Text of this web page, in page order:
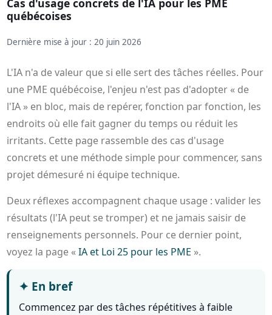
Cas d'usage concrets de l'IA pour les PME
québécoises
Dernière mise à jour : 20 juin 2026
L'IA n'a de valeur que si elle sert des tâches réelles. Pour
une PME québécoise, l'enjeu n'est pas d'adopter « de
l'IA » en bloc, mais de repérer, fonction par fonction, les
endroits où elle fait gagner du temps ou réduit les
irritants. Cette page rassemble des cas d'usage
concrets et une méthode simple pour commencer, sans
projet démesuré ni équipe technique.
Deux réflexes accompagnent chaque usage : valider les
résultats (l'IA peut se tromper) et ne jamais saisir de
renseignements personnels. Pour ce dernier point,
voyez la page «IA et Loi 25 pour les PME ».
✦ En bref
Commencez par des tâches répétitives à faible